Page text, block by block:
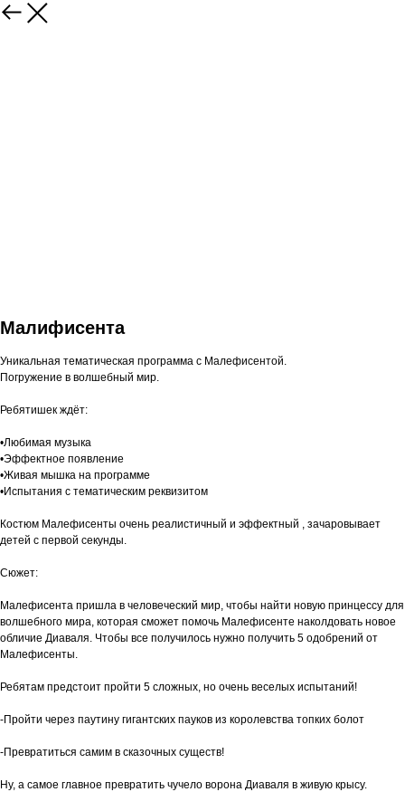
Малифисента
Уникальная тематическая программа с Малефисентой.
Погружение в волшебный мир.
Ребятишек ждёт:
•Любимая музыка
•Эффектное появление
•Живая мышка на программе
•Испытания с тематическим реквизитом
Костюм Малефисенты очень реалистичный и эффектный , зачаровывает
детей с первой секунды.
Сюжет:
Малефисента пришла в человеческий мир, чтобы найти новую принцессу для
волшебного мира, которая сможет помочь Малефисенте наколдовать новое
обличие Диаваля. Чтобы все получилось нужно получить 5 одобрений от
Малефисенты.
Ребятам предстоит пройти 5 сложных, но очень веселых испытаний!
-Пройти через паутину гигантских пауков из королевства топких болот
-Превратиться самим в сказочных существ!
Ну, а самое главное превратить чучело ворона Диаваля в живую крысу.